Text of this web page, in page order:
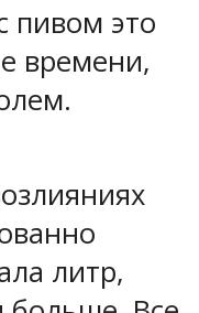
пивом это
времени,
литр,